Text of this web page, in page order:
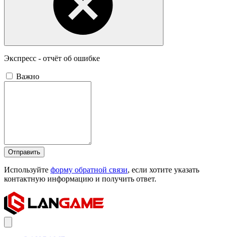
Экспресс - отчёт об ошибке
Важно
Отправить
Используйте форму обратной связи, если хотите указать
контактную информацию и получить ответ.